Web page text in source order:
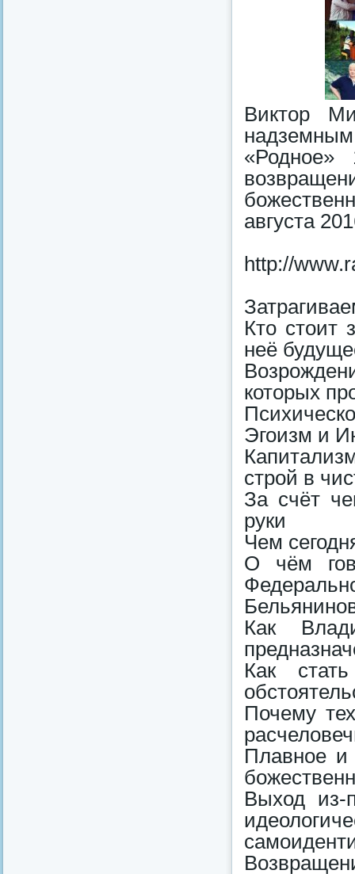
Виктор
«Родное»
августа
http://
Кто стоит
неё
которых
Эгоизм и
строй в
За счёт
руки
Чем
О чём
Как
Как
Почему
Плавное и
Выход из-